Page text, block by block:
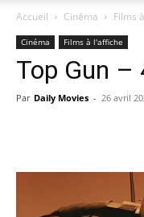
Accueil Cinéma Films
Cinéma Films à l'affiche
Top Gun –
Par Daily Movies - 26 avril